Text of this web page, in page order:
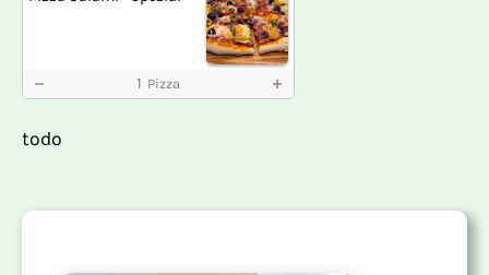
1 Pizza
todo